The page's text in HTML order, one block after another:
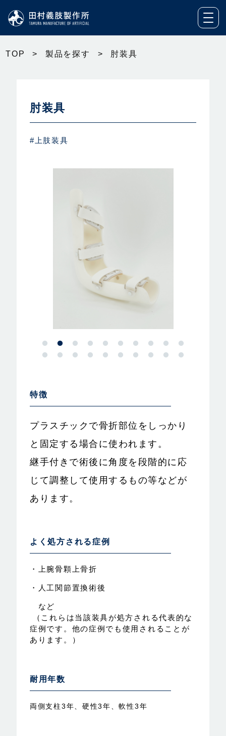
TOP > 製品を探す > 肘装具
肘装具
#上肢装具
特徴
プラスチックで骨折部位をしっかり
と固定する場合に使われます。
継手付きで術後に角度を段階的に応
じて調整して使用するもの等などが
あります。
よく処方される症例
・上腕骨顆上骨折
・人工関節置換術後
など
（これらは当該装具が処方される代表的な
症例です。他の症例でも使用されることが
あります。）
耐用年数
両側支柱3年、硬性3年、軟性3年